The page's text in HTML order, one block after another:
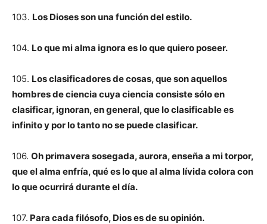
103. Los Dioses son una función del estilo.
104. Lo que mi alma ignora es lo que quiero poseer.
105. Los clasificadores de cosas, que son aquellos
hombres de ciencia cuya ciencia consiste sólo en
clasificar, ignoran, en general, que lo clasificable es
infinito y por lo tanto no se puede clasificar.
106. Oh primavera sosegada, aurora, enseña a mi torpor,
que el alma enfría, qué es lo que al alma lívida colora con
lo que ocurrirá durante el día.
107. Para cada filósofo, Dios es de su opinión.